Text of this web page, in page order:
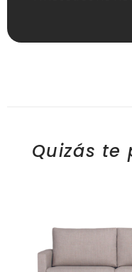
Quizás te